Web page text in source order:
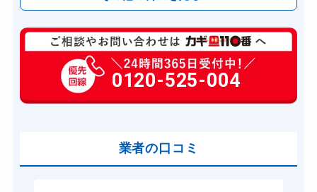
玄関カギ修理 6,600円～(税込)
玄関カギ作成 14,300円～(税込)
玄関カギ交換 14,300円～(税込)
バイクカギ開け
0120-525-004
業者の口コミ